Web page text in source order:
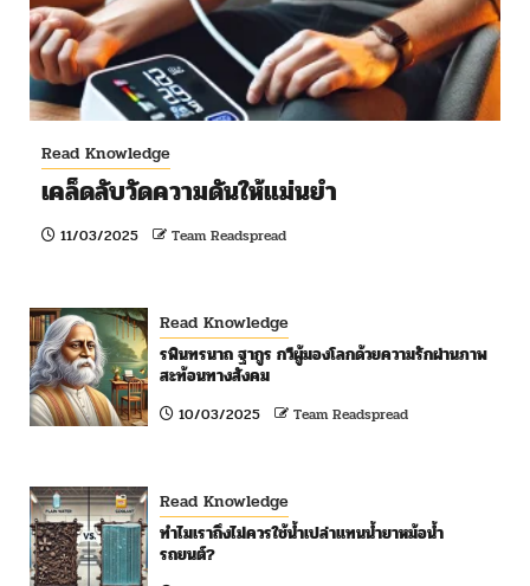
Read Knowledge
เคล็ดลับวัดความดันให้แม่นยำ
11/03/2025 Team Readspread
Read Knowledge
รพินทรนาถ ฐากูร กวีผู้มองโลกด้วยความรักผ่านภาพ
สะท้อนทางสังคม
10/03/2025 Team Readspread
Read Knowledge
ทำไมเราถึงไม่ควรใช้น้ำเปล่าแทนน้ำยาหม้อน้ำ
รถยนต์?